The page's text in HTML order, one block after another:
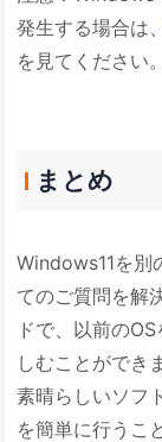
発生する場合は
を見てください。
まとめ
Windows11を別
てのご質問を解
ドで、以前の
しむことができ
素晴らしいソフ
を簡単に行うこ